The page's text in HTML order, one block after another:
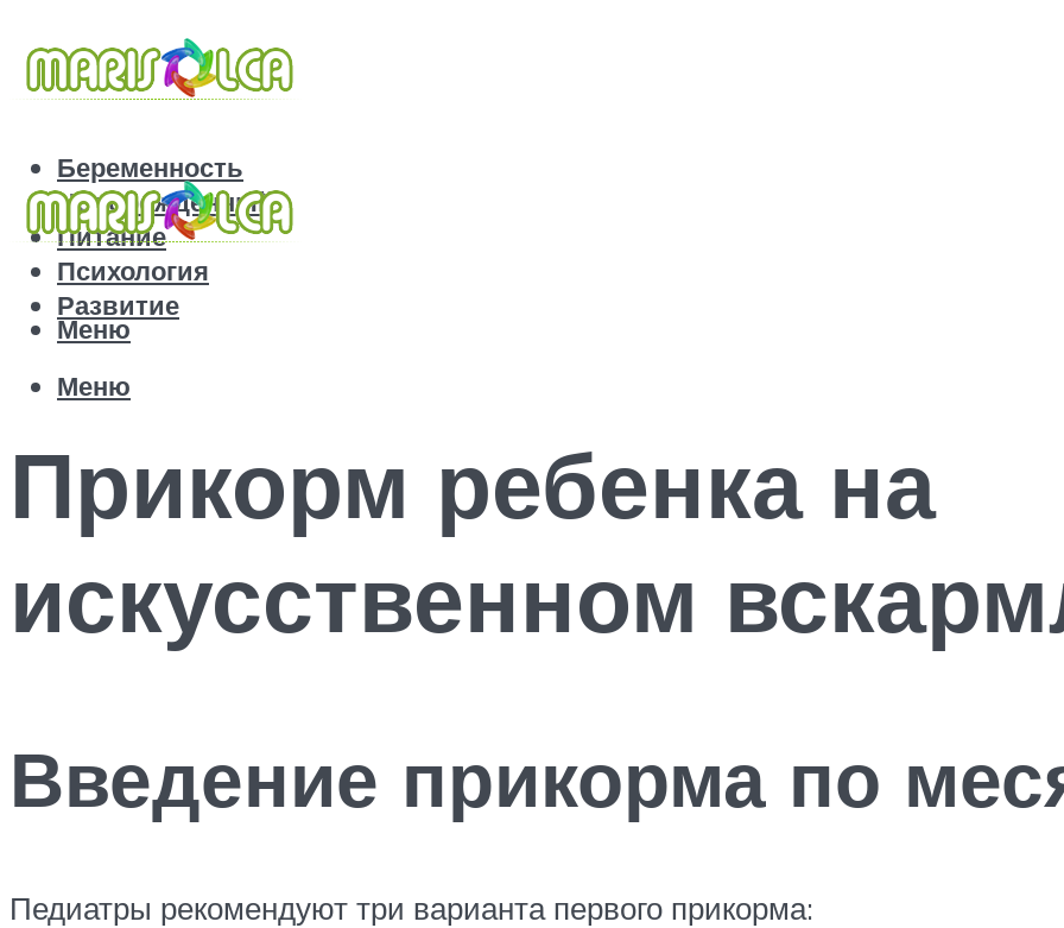
Беременность
Новорожденный
Питание
Психология
Развитие
Меню
Меню
Прикорм ребенка на
искусственном
Введение прикорма по
Педиатры рекомендуют три варианта первого прикорма: